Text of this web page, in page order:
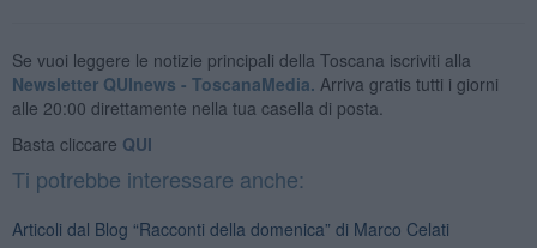
Se vuoi leggere le notizie principali della Toscana iscriviti alla
Newsletter QUInews - ToscanaMedia. Arriva gratis tutti i giorni
alle 20:00 direttamente nella tua casella di posta.
Basta cliccare QUI
Ti potrebbe interessare anche:
Articoli dal Blog “Racconti della domenica” di Marco Celati